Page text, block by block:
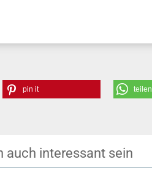
pin it teilen
auch interessant sein